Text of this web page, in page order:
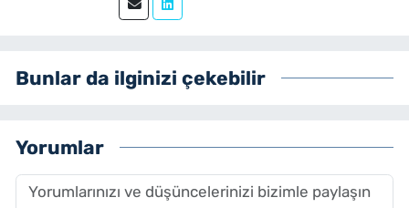
olarak çalışmaktayım.
Bunlar da ilginizi çekebilir
Yorumlar